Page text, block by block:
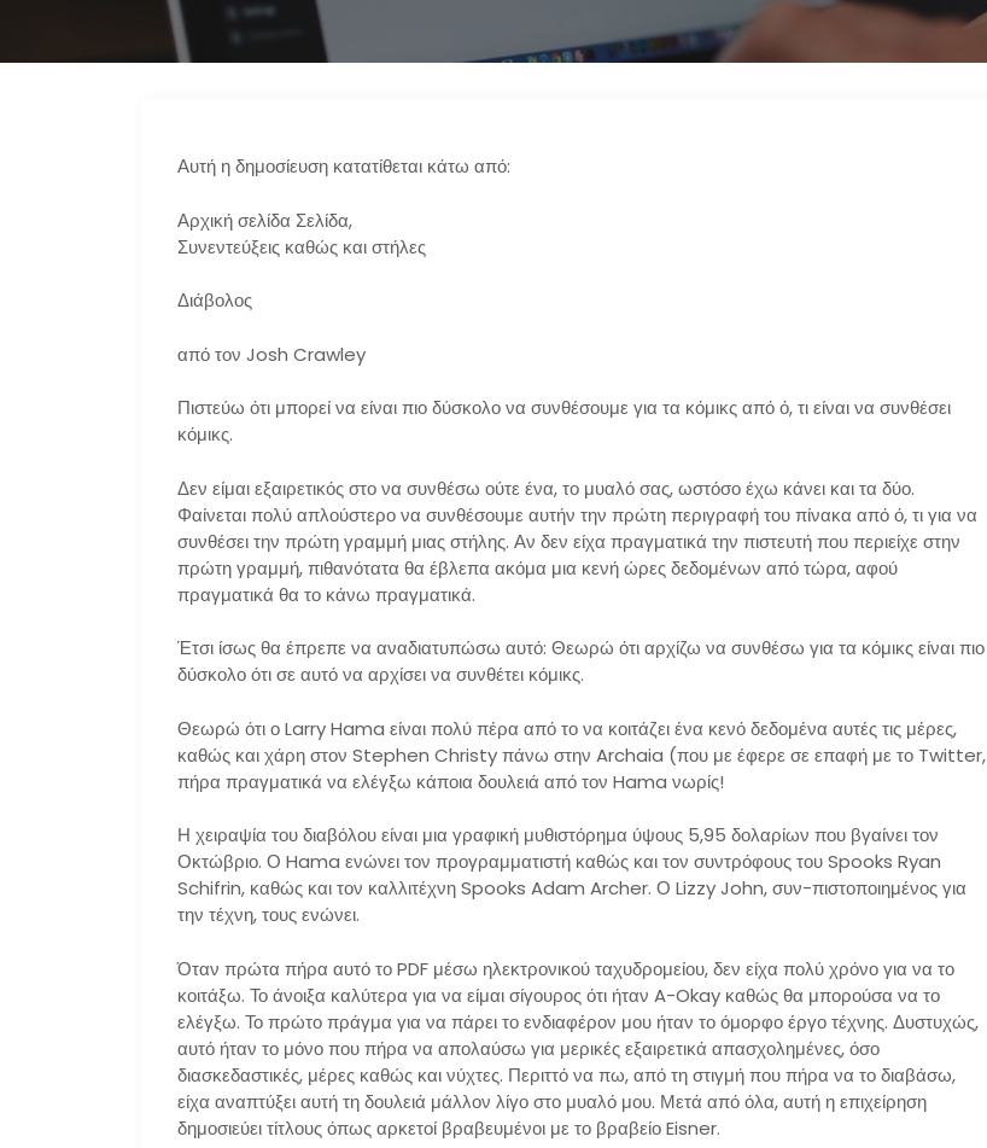
Αυτή η δημοσίευση κατατίθεται κάτω από:
Αρχική σελίδα Σελίδα,
Συνεντεύξεις καθώς και στήλες
Διάβολος
από τον Josh Crawley
Πιστεύω ότι μπορεί να είναι πιο δύσκολο να συνθέσουμε για τα κόμικς από ό, τι είναι να συνθέσει
κόμικς.
Δεν είμαι εξαιρετικός στο να συνθέσω ούτε ένα, το μυαλό σας, ωστόσο έχω κάνει και τα δύο.
Φαίνεται πολύ απλούστερο να συνθέσουμε αυτήν την πρώτη περιγραφή του πίνακα από ό, τι για να
συνθέσει την πρώτη γραμμή μιας στήλης. Αν δεν είχα πραγματικά την πιστευτή που περιείχε στην
πρώτη γραμμή, πιθανότατα θα έβλεπα ακόμα μια κενή ώρες δεδομένων από τώρα, αφού
πραγματικά θα το κάνω πραγματικά.
Έτσι ίσως θα έπρεπε να αναδιατυπώσω αυτό: Θεωρώ ότι αρχίζω να συνθέσω για τα κόμικς είναι πιο
δύσκολο ότι σε αυτό να αρχίσει να συνθέτει κόμικς.
Θεωρώ ότι ο Larry Hama είναι πολύ πέρα ​​από το να κοιτάζει ένα κενό δεδομένα αυτές τις μέρες,
καθώς και χάρη στον Stephen Christy πάνω στην Archaia (που με έφερε σε επαφή με το Twitter,
πήρα πραγματικά να ελέγξω κάποια δουλειά από τον Hama νωρίς!
Η χειραψία του διαβόλου είναι μια γραφική μυθιστόρημα ύψους 5,95 δολαρίων που βγαίνει τον
Οκτώβριο. Ο Hama ενώνει τον προγραμματιστή καθώς και τον συντρόφους του Spooks Ryan
Schifrin, καθώς και τον καλλιτέχνη Spooks Adam Archer. Ο Lizzy John, συν-πιστοποιημένος για
την τέχνη, τους ενώνει.
Όταν πρώτα πήρα αυτό το PDF μέσω ηλεκτρονικού ταχυδρομείου, δεν είχα πολύ χρόνο για να το
κοιτάξω. Το άνοιξα καλύτερα για να είμαι σίγουρος ότι ήταν A-Okay καθώς θα μπορούσα να το
ελέγξω. Το πρώτο πράγμα για να πάρει το ενδιαφέρον μου ήταν το όμορφο έργο τέχνης. Δυστυχώς,
αυτό ήταν το μόνο που πήρα να απολαύσω για μερικές εξαιρετικά απασχολημένες, όσο
διασκεδαστικές, μέρες καθώς και νύχτες. Περιττό να πω, από τη στιγμή που πήρα να το διαβάσω,
είχα αναπτύξει αυτή τη δουλειά μάλλον λίγο στο μυαλό μου. Μετά από όλα, αυτή η επιχείρηση
δημοσιεύει τίτλους όπως αρκετοί βραβευμένοι με το βραβείο Eisner.